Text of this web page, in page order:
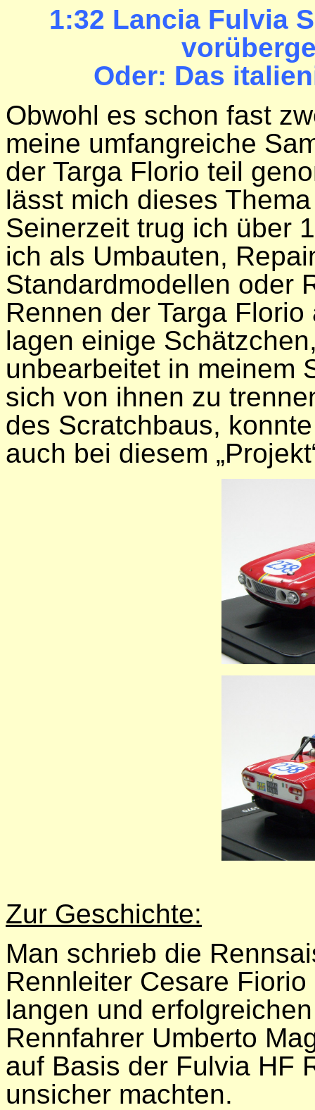
1:32 Lancia Fulvia
Oder: Das
Obwohl es schon fast
meine umfangreiche
der Targa Florio teil
lässt mich dieses
Seinerzeit trug ich über
ich als Umbauten,
Standardmodellen oder
Rennen der Targa
lagen einige
unbearbeitet in meinem
sich von ihnen zu
des Scratchbaus,
auch bei diesem
Zur Geschichte:
Man schrieb die
Rennleiter Cesare
langen und
Rennfahrer Umberto
auf Basis der Fulvia HF
unsicher machten.